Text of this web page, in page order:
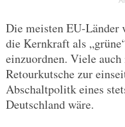
Die meisten EU-Länder
die Kernkraft als
einzuordnen. Viele
Retourkutsche zur
Abschaltpolitk eines
Deutschland wäre.